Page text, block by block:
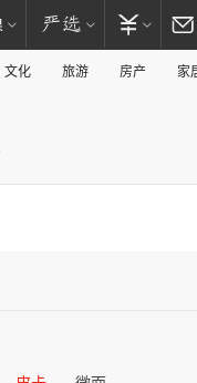
文化 旅游 房产 家